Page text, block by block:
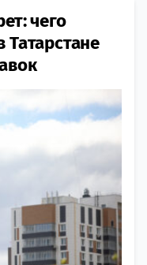
чего